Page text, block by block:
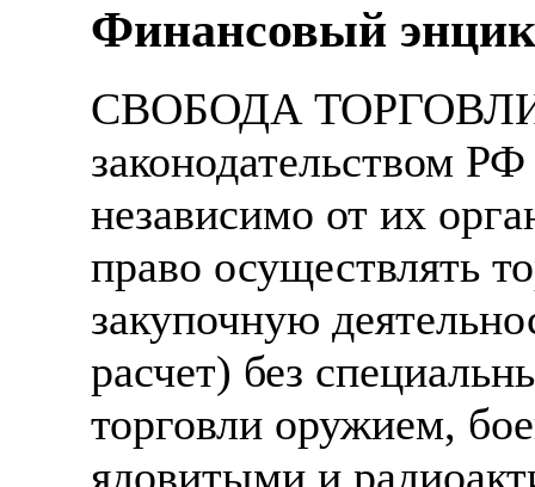
Финансовый
СВОБОДА ТОРГОВЛИ -
законодательством
независимо от их
право осуществлять
закупочную
расчет) без
торговли оружием,
ядовитыми и